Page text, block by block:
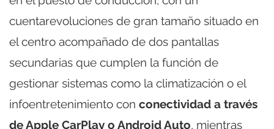
cuentarevoluciones de gran tamaño situado en
el centro acompañado de dos pantallas
secundarias que cumplen la función de
gestionar sistemas como la climatización o el
infoentretenimiento con conectividad a través
de Apple CarPlay o Android Auto, mientras